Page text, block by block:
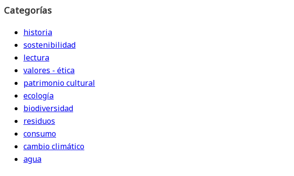
Categorías
historia
sostenibilidad
lectura
valores - ética
patrimonio cultural
ecología
biodiversidad
residuos
consumo
cambio climático
agua